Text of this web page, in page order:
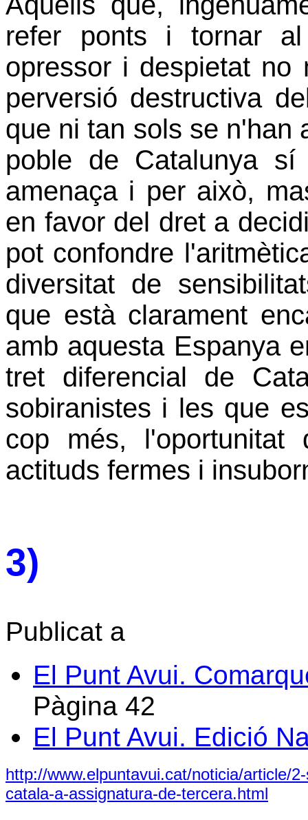
refer ponts i tornar
opressor i despietat no
perversió destructiva
que ni tan sols se n'han
poble de Catalunya
amenaça i per això,
en favor del dret a
pot confondre
diversitat de
que està clarament
amb aquesta Espanya
tret diferencial de
sobiranistes i les que
cop més, l'oportunitat
actituds fermes i
3)
Publicat a
El Punt Avui.
Pàgina 42
El Punt Avui. Edició
http://www.elpuntavui.cat/noticia/article/
catala-a-assignatura-de-tercera.html